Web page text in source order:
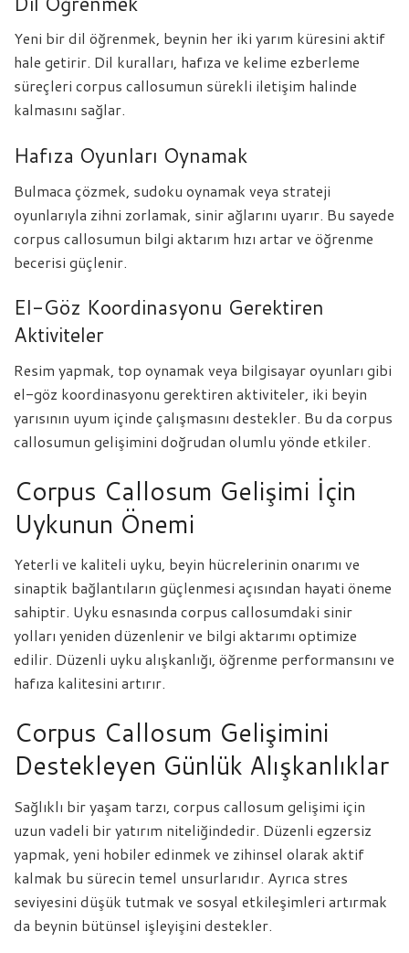
Yeni bir dil öğrenmek, beynin her iki yarım küresini aktif
hale getirir. Dil kuralları, hafıza ve kelime ezberleme
süreçleri corpus callosumun sürekli iletişim halinde
kalmasını sağlar.
Hafıza Oyunları Oynamak
Bulmaca çözmek, sudoku oynamak veya strateji
oyunlarıyla zihni zorlamak, sinir ağlarını uyarır. Bu sayede
corpus callosumun bilgi aktarım hızı artar ve öğrenme
becerisi güçlenir.
El-Göz Koordinasyonu Gerektiren
Aktiviteler
Resim yapmak, top oynamak veya bilgisayar oyunları gibi
el-göz koordinasyonu gerektiren aktiviteler, iki beyin
yarısının uyum içinde çalışmasını destekler. Bu da corpus
callosumun gelişimini doğrudan olumlu yönde etkiler.
Corpus Callosum Gelişimi İçin
Uykunun Önemi
Yeterli ve kaliteli uyku, beyin hücrelerinin onarımı ve
sinaptik bağlantıların güçlenmesi açısından hayati öneme
sahiptir. Uyku esnasında corpus callosumdaki sinir
yolları yeniden düzenlenir ve bilgi aktarımı optimize
edilir. Düzenli uyku alışkanlığı, öğrenme performansını ve
hafıza kalitesini artırır.
Corpus Callosum Gelişimini
Destekleyen Günlük Alışkanlıklar
Sağlıklı bir yaşam tarzı, corpus callosum gelişimi için
uzun vadeli bir yatırım niteliğindedir. Düzenli egzersiz
yapmak, yeni hobiler edinmek ve zihinsel olarak aktif
kalmak bu sürecin temel unsurlarıdır. Ayrıca stres
seviyesini düşük tutmak ve sosyal etkileşimleri artırmak
da beynin bütünsel işleyişini destekler.